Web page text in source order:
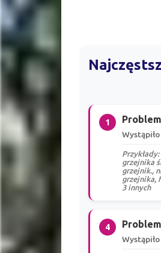
1
grzejnika
grzejnik.,
grzejnika,
3 innych
4